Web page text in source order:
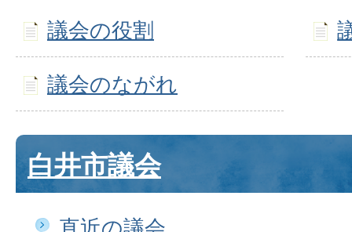
議会の役割
議会のながれ
白井市議会